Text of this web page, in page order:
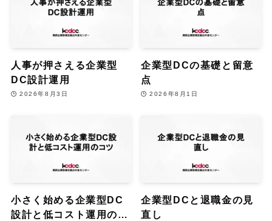
人事が押さえる企業型
DC設計運用
2026年8月3日
企業型DCの基礎と留意
点
2026年8月1日
小さく始める企業型DC
設計と低コスト運用のコ
企業型DCと退職金の見
直し